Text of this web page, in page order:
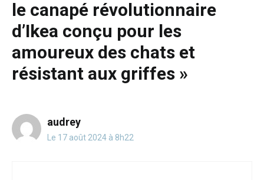
le canapé révolutionnaire
d’Ikea conçu pour les
amoureux des chats et
résistant aux griffes »
audrey
Le 17 août 2024 à 8h22